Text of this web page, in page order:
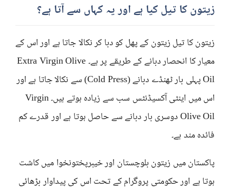
زیتون کا تیل کیا ہے اور یہ کہاں سے آتا ہے؟
زیتون کا تیل زیتون کے پھل کو دبا کر نکالا جاتا ہے اور اس کے
معیار کا انحصار دبانے کے طریقے پر ہے۔ Extra Virgin Olive
Oil پہلی بار ٹھنڈے دبانے (Cold Press) سے نکالا جاتا ہے اور
اس میں اینٹی آکسیڈنٹس سب سے زیادہ ہوتے ہیں۔ Virgin
Olive Oil دوسری بار دبانے سے حاصل ہوتا ہے اور قدرے کم
فائدہ مند ہے۔
پاکستان میں زیتون بلوچستان اور خیبرپختونخوا میں کاشت
ہوتا ہے اور حکومتی پروگرام کے تحت اس کی پیداوار بڑھائی